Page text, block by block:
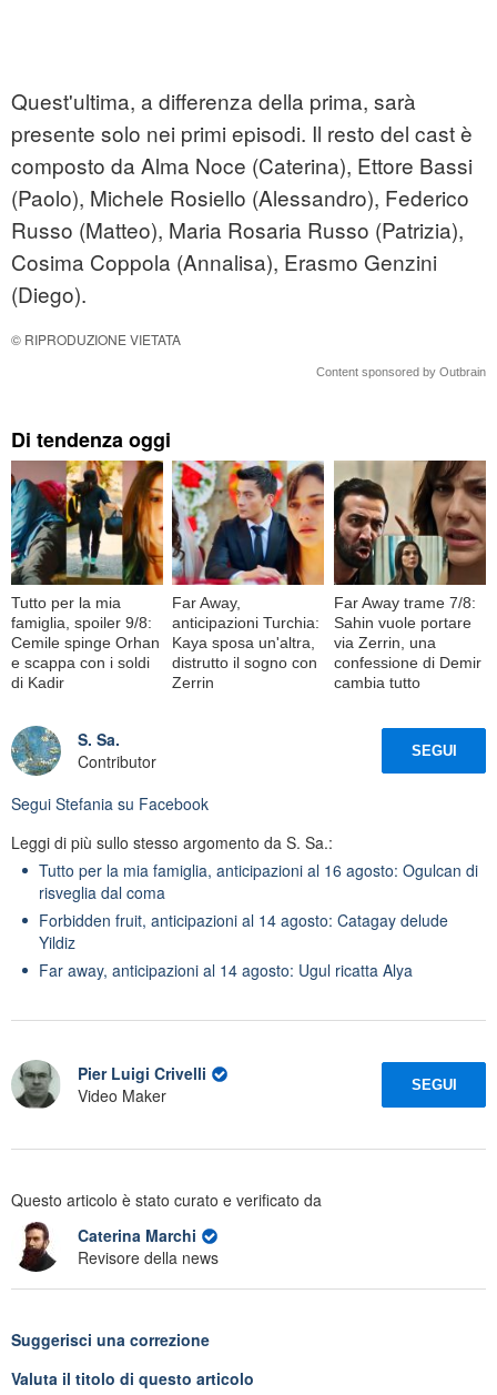
Quest'ultima, a differenza della prima, sarà
presente solo nei primi episodi. Il resto del cast è
composto da Alma Noce (Caterina), Ettore Bassi
(Paolo), Michele Rosiello (Alessandro), Federico
Russo (Matteo), Maria Rosaria Russo (Patrizia),
Cosima Coppola (Annalisa), Erasmo Genzini
(Diego).
© RIPRODUZIONE VIETATA
Content sponsored by Outbrain
Di tendenza oggi
Tutto per la mia
famiglia, spoiler 9/8:
Cemile spinge Orhan
e scappa con i soldi
di Kadir
Far Away,
anticipazioni Turchia:
Kaya sposa un'altra,
distrutto il sogno con
Zerrin
Far Away trame 7/8:
Sahin vuole portare
via Zerrin, una
confessione di Demir
cambia tutto
S. Sa.
Contributor
SEGUI
Segui Stefania su Facebook
Leggi di più sullo stesso argomento da S. Sa.:
Tutto per la mia famiglia, anticipazioni al 16 agosto: Ogulcan di
risveglia dal coma
Forbidden fruit, anticipazioni al 14 agosto: Catagay delude
Yildiz
Far away, anticipazioni al 14 agosto: Ugul ricatta Alya
Pier Luigi Crivelli
Video Maker
SEGUI
Questo articolo è stato curato e verificato da
Caterina Marchi
Revisore della news
Suggerisci una correzione
Valuta il titolo di questo articolo